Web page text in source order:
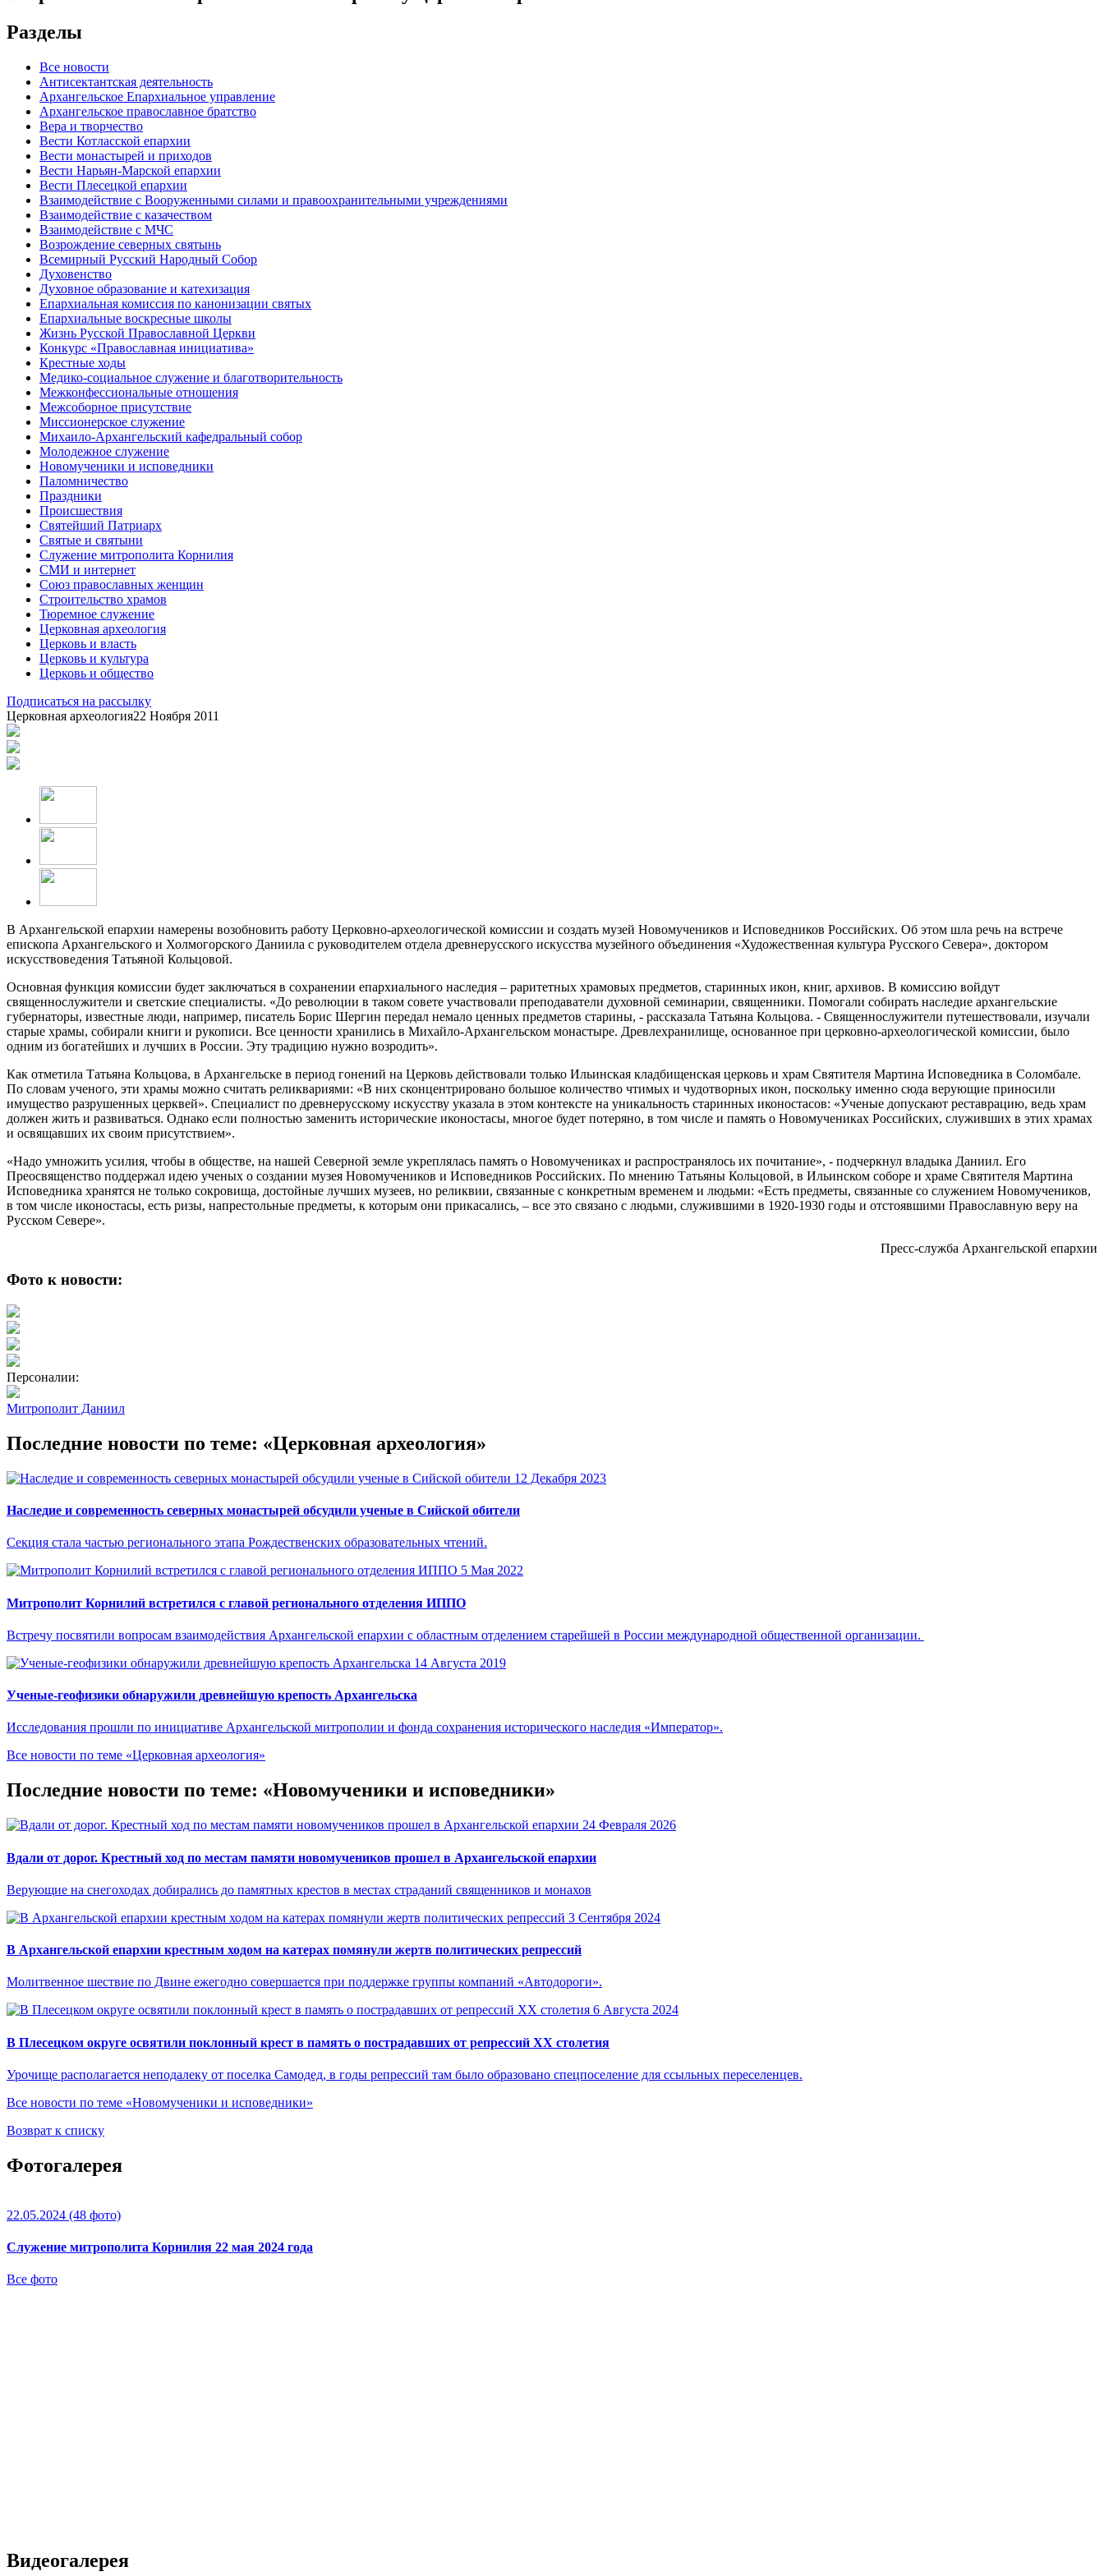
Разделы
Все новости
Антисектантская деятельность
Архангельское Епархиальное управление
Архангельское православное братство
Вера и творчество
Вести Котласской епархии
Вести монастырей и приходов
Вести Нарьян-Марской епархии
Вести Плесецкой епархии
Взаимодействие с Вооруженными силами и правоохранительными учреждениями
Взаимодействие с казачеством
Взаимодействие с МЧС
Возрождение северных святынь
Всемирный Русский Народный Собор
Духовенство
Духовное образование и катехизация
Епархиальная комиссия по канонизации святых
Епархиальные воскресные школы
Жизнь Русской Православной Церкви
Конкурс «Православная инициатива»
Крестные ходы
Медико-социальное служение и благотворительность
Межконфессиональные отношения
Межсоборное присутствие
Миссионерское служение
Михаило-Архангельский кафедральный собор
Молодежное служение
Новомученики и исповедники
Паломничество
Праздники
Происшествия
Святейший Патриарх
Святые и святыни
Служение митрополита Корнилия
СМИ и интернет
Союз православных женщин
Строительство храмов
Тюремное служение
Церковная археология
Церковь и власть
Церковь и культура
Церковь и общество
Подписаться на рассылку
Церковная археология22 Ноября 2011
В Архангельской епархии намерены возобновить работу Церковно-археологической комиссии и создать музей Новомучеников и Исповедников Российских. Об этом шла речь на встрече
епископа Архангельского и Холмогорского Даниила с руководителем отдела древнерусского искусства музейного объединения «Художественная культура Русского Севера», доктором
искусствоведения Татьяной Кольцовой.
Основная функция комиссии будет заключаться в сохранении епархиального наследия – раритетных храмовых предметов, старинных икон, книг, архивов. В комиссию войдут
священнослужители и светские специалисты. «До революции в таком совете участвовали преподаватели духовной семинарии, священники. Помогали собирать наследие архангельские
губернаторы, известные люди, например, писатель Борис Шергин передал немало ценных предметов старины, - рассказала Татьяна Кольцова. - Священнослужители путешествовали, изучали
старые храмы, собирали книги и рукописи. Все ценности хранились в Михайло-Архангельском монастыре. Древлехранилище, основанное при церковно-археологической комиссии, было
одним из богатейших и лучших в России. Эту традицию нужно возродить».
Как отметила Татьяна Кольцова, в Архангельске в период гонений на Церковь действовали только Ильинская кладбищенская церковь и храм Святителя Мартина Исповедника в Соломбале.
По словам ученого, эти храмы можно считать реликвариями: «В них сконцентрировано большое количество чтимых и чудотворных икон, поскольку именно сюда верующие приносили
имущество разрушенных церквей». Специалист по древнерусскому искусству указала в этом контексте на уникальность старинных иконостасов: «Ученые допускают реставрацию, ведь храм
должен жить и развиваться. Однако если полностью заменить исторические иконостасы, многое будет потеряно, в том числе и память о Новомучениках Российских, служивших в этих храмах
и освящавших их своим присутствием».
«Надо умножить усилия, чтобы в обществе, на нашей Северной земле укреплялась память о Новомучениках и распространялось их почитание», - подчеркнул владыка Даниил. Его
Преосвященство поддержал идею ученых о создании музея Новомучеников и Исповедников Российских. По мнению Татьяны Кольцовой, в Ильинском соборе и храме Святителя Мартина
Исповедника хранятся не только сокровища, достойные лучших музеев, но реликвии, связанные с конкретным временем и людьми: «Есть предметы, связанные со служением Новомучеников,
в том числе иконостасы, есть ризы, напрестольные предметы, к которым они прикасались, – все это связано с людьми, служившими в 1920-1930 годы и отстоявшими Православную веру на
Русском Севере».
Пресс-служба Архангельской епархии
Фото к новости:
Персоналии:
Митрополит Даниил
Последние новости по теме: «Церковная археология»
12 Декабря 2023
Наследие и современность северных монастырей обсудили ученые в Сийской обители
Секция стала частью регионального этапа Рождественских образовательных чтений.
5 Мая 2022
Митрополит Корнилий встретился с главой регионального отделения ИППО
Встречу посвятили вопросам взаимодействия Архангельской епархии с областным отделением старейшей в России международной общественной организации.
14 Августа 2019
Ученые-геофизики обнаружили древнейшую крепость Архангельска
Исследования прошли по инициативе Архангельской митрополии и фонда сохранения исторического наследия «Император».
Все новости по теме «Церковная археология»
Последние новости по теме: «Новомученики и исповедники»
24 Февраля 2026
Вдали от дорог. Крестный ход по местам памяти новомучеников прошел в Архангельской епархии
Верующие на снегоходах добирались до памятных крестов в местах страданий священников и монахов
3 Сентября 2024
В Архангельской епархии крестным ходом на катерах помянули жертв политических репрессий
Молитвенное шествие по Двине ежегодно совершается при поддержке группы компаний «Автодороги».
6 Августа 2024
В Плесецком округе освятили поклонный крест в память о пострадавших от репрессий XX столетия
Урочище располагается неподалеку от поселка Самодед, в годы репрессий там было образовано спецпоселение для ссыльных переселенцев.
Все новости по теме «Новомученики и исповедники»
Возврат к списку
Фотогалерея
22.05.2024 (48 фото)
Служение митрополита Корнилия 22 мая 2024 года
Все фото
Видеогалерея